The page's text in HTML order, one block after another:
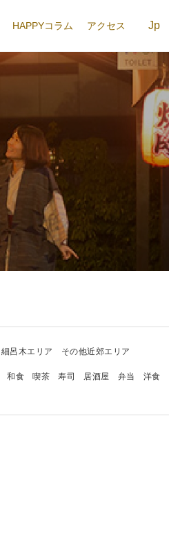
HAPPYコラム アクセス
呂木エリア その他近郊エリア
和食 喫茶 寿司 居酒屋 弁当
洋食